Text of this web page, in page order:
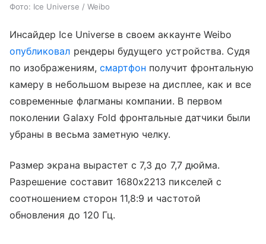
Фото: Ice Universe / Weibo
Инсайдер Ice Universe в своем аккаунте Weibo
опубликовал рендеры будущего устройства. Судя
по изображениям, смартфон получит фронтальную
камеру в небольшом вырезе на дисплее, как и все
современные флагманы компании. В первом
поколении Galaxy Fold фронтальные датчики были
убраны в весьма заметную челку.
Размер экрана вырастет с 7,3 до 7,7 дюйма.
Разрешение составит 1680x2213 пикселей с
соотношением сторон 11,8:9 и частотой
обновления до 120 Гц.